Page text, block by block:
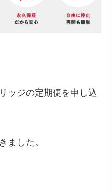
ッジの定期便を申し込
ました。